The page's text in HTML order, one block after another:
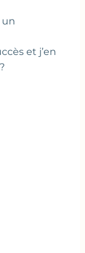
un
et j’en